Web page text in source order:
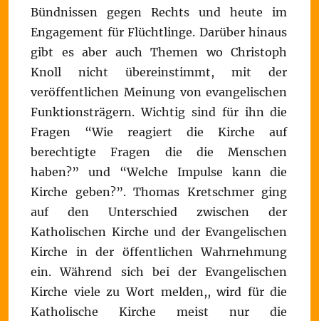
Bündnissen gegen Rechts und heute im
Engagement für Flüchtlinge. Darüber hinaus
gibt es aber auch Themen wo Christoph
Knoll nicht übereinstimmt, mit der
veröffentlichen Meinung von evangelischen
Funktionsträgern. Wichtig sind für ihn die
Fragen “Wie reagiert die Kirche auf
berechtigte Fragen die die Menschen
haben?” und “Welche Impulse kann die
Kirche geben?”. Thomas Kretschmer ging
auf den Unterschied zwischen der
Katholischen Kirche und der Evangelischen
Kirche in der öffentlichen Wahrnehmung
ein. Während sich bei der Evangelischen
Kirche viele zu Wort melden,, wird für die
Katholische Kirche meist nur die